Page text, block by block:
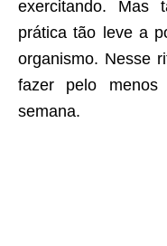
exercitando. Mas
prática tão leve a
organismo. Nesse
fazer pelo
semana.